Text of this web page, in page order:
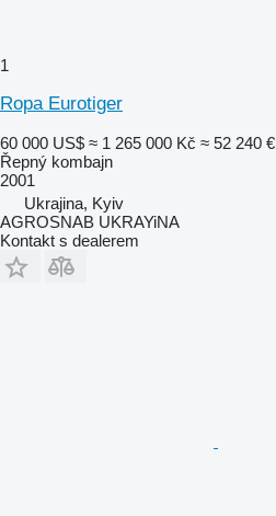
1
Ropa Eurotiger
60 000 US$ ≈ 1 265 000 Kč ≈ 52 240 €
Řepný kombajn
2001
Ukrajina, Kyiv
AGROSNAB UKRAYiNA
Kontakt s dealerem